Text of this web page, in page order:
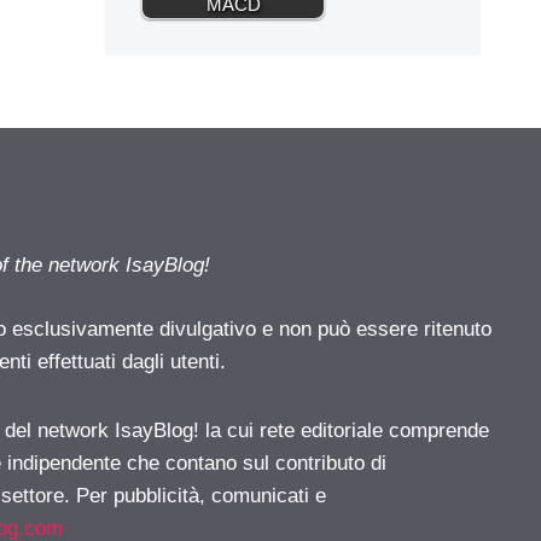
MACD
the network IsayBlog!
esclusivamente divulgativo e non può essere ritenuto
effettuati dagli utenti.
network IsayBlog! la cui rete editoriale comprende
che contano sul contributo di
Per pubblicità, comunicati e